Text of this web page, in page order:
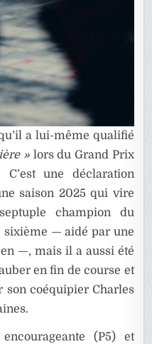
a lui-même qualifié
» lors du Grand Prix
C’est une déclaration
saison 2025 qui vire
champion du
sixième — aidé par une
—, mais il a aussi été
en fin de course et
son coéquipier Charles
(P5) et